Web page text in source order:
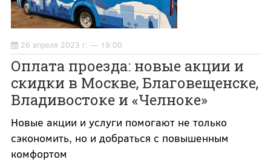
26 апреля 2023 г. — 19:00
Оплата проезда: новые акции и
скидки в Москве, Благовещенске,
Владивостоке и «Челноке»
Новые акции и услуги помогают не только
сэкономить, но и добраться с повышенным
комфортом